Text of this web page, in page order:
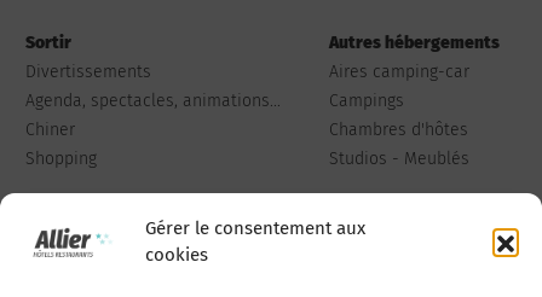
Gérer le consentement aux
cookies
Sortir
Divertissements
Agenda, spectacles, animations...
Chiner
Shopping
Autres hébergements
Aires camping-car
Campings
Chambres d'hôtes
Studios - Meublés